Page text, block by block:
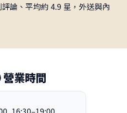
論、平均約 4.9 星，外送與內
營業時間